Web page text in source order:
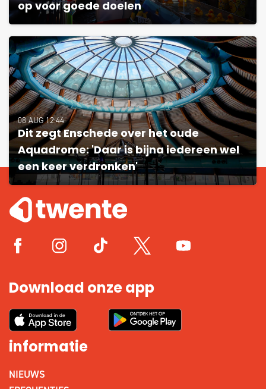
op voor goede doelen
08 AUG 12:44
Dit zegt Enschede over het oude
Aquadrome: 'Daar is bijna iedereen wel
een keer verdronken'
Download onze app
informatie
NIEUWS